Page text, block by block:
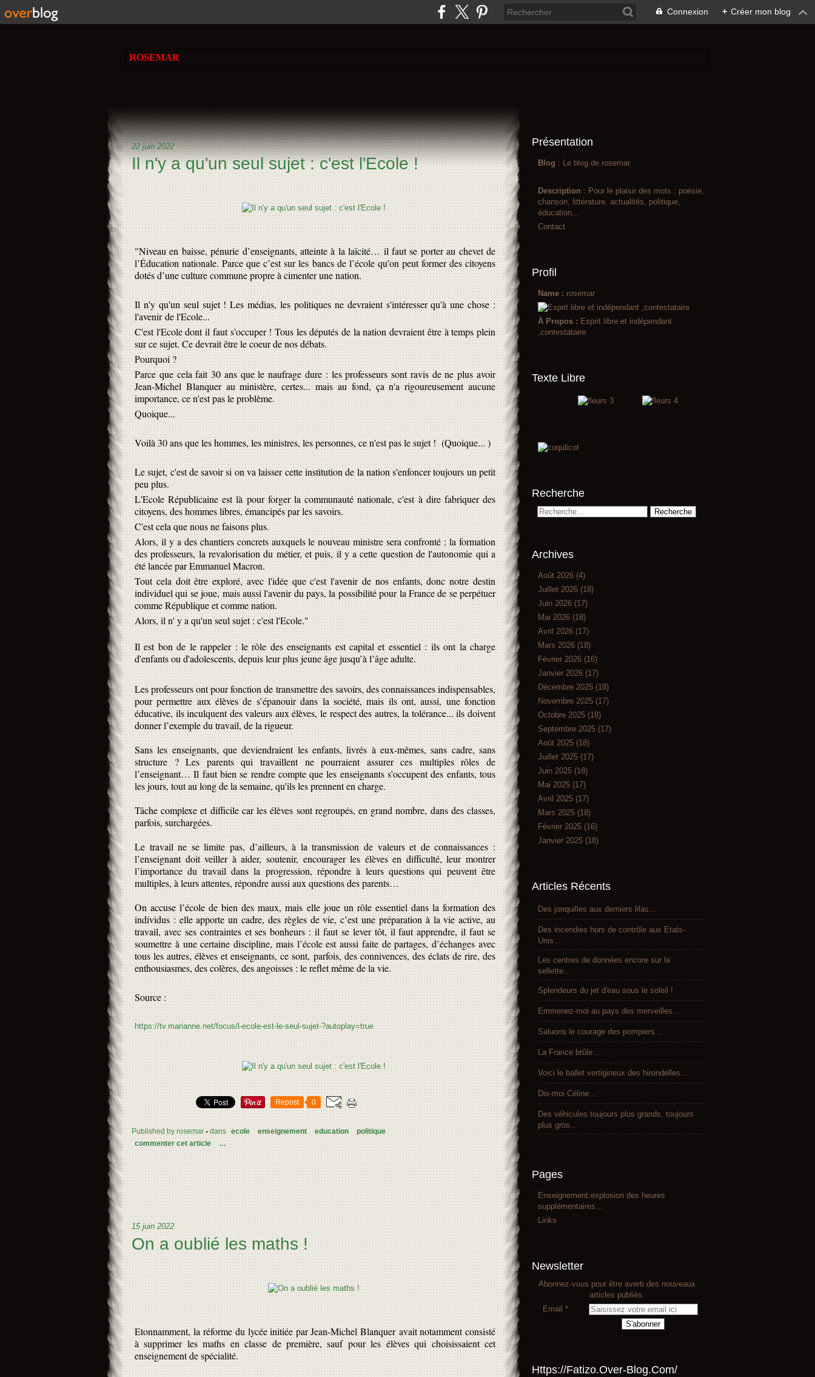
Connexion + Créer mon blog
ROSEMAR
22 juin 2022
Il n'y a qu'un seul sujet : c'est l'Ecole !
"Niveau en baisse, pénurie d’enseignants, atteinte à la laïcité… il faut se porter au chevet de
l’Éducation nationale. Parce que c’est sur les bancs de l’école qu’on peut former des citoyens
dotés d’une culture commune propre à cimenter une nation.
Il n'y qu'un seul sujet ! Les médias, les politiques ne devraient s'intéresser qu'à une chose :
l'avenir de l'Ecole...
C'est l'Ecole dont il faut s'occuper ! Tous les députés de la nation devraient être à temps plein
sur ce sujet. Ce devrait être le coeur de nos débats.
Pourquoi ?
Parce que cela fait 30 ans que le naufrage dure : les professeurs sont ravis de ne plus avoir
Jean-Michel Blanquer au ministère, certes... mais au fond, ça n'a rigoureusement aucune
importance, ce n'est pas le problème.
Quoique...
Voilà 30 ans que les hommes, les ministres, les personnes, ce n'est pas le sujet ! (Quoique... )
Le sujet, c'est de savoir si on va laisser cette institution de la nation s'enfoncer toujours un petit
peu plus.
L'Ecole Républicaine est là pour forger la communauté nationale, c'est à dire fabriquer des
citoyens, des hommes libres, émancipés par les savoirs.
C'est cela que nous ne faisons plus.
Alors, il y a des chantiers concrets auxquels le nouveau ministre sera confronté : la formation
des professeurs, la revalorisation du métier, et puis, il y a cette question de l'autonomie qui a
été lancée par Emmanuel Macron.
Tout cela doit être exploré, avec l'idée que c'est l'avenir de nos enfants, donc notre destin
individuel qui se joue, mais aussi l'avenir du pays, la possibilité pour la France de se perpétuer
comme République et comme nation.
Alors, il n' y a qu'un seul sujet : c'est l'Ecole."
Il est bon de le rappeler : le rôle des enseignants est capital et essentiel : ils ont la charge
d'enfants ou d'adolescents, depuis leur plus jeune âge jusqu’à l’âge adulte.
Les professeurs ont pour fonction de transmettre des savoirs, des connaissances indispensables,
pour permettre aux élèves de s’épanouir dans la société, mais ils ont, aussi, une fonction
éducative, ils inculquent des valeurs aux élèves, le respect des autres, la tolérance... ils doivent
donner l’exemple du travail, de la rigueur.
Sans les enseignants, que deviendraient les enfants, livrés à eux-mêmes, sans cadre, sans
structure ? Les parents qui travaillent ne pourraient assurer ces multiples rôles de
l’enseignant… Il faut bien se rendre compte que les enseignants s’occupent des enfants, tous
les jours, tout au long de la semaine, qu'ils les prennent en charge.
Tâche complexe et difficile car les élèves sont regroupés, en grand nombre, dans des classes,
parfois, surchargées.
Le travail ne se limite pas, d’ailleurs, à la transmission de valeurs et de connaissances :
l’enseignant doit veiller à aider, soutenir, encourager les élèves en difficulté, leur montrer
l’importance du travail dans la progression, répondre à leurs questions qui peuvent être
multiples, à leurs attentes, répondre aussi aux questions des parents…
On accuse l’école de bien des maux, mais elle joue un rôle essentiel dans la formation des
individus : elle apporte un cadre, des règles de vie, c’est une préparation à la vie active, au
travail, avec ses contraintes et ses bonheurs : il faut se lever tôt, il faut apprendre, il faut se
soumettre à une certaine discipline, mais l’école est aussi faite de partages, d’échanges avec
tous les autres, élèves et enseignants, ce sont, parfois, des connivences, des éclats de rire, des
enthousiasmes, des colères, des angoisses : le reflet même de la vie.
Source :
https://tv.marianne.net/focus/l-ecole-est-le-seul-sujet-?autoplay=true
Repost 0
Published by rosemar - dans ecole enseignement education
politique
commenter cet article
…
15 juin 2022
On a oublié les maths !
Etonnamment, la réforme du lycée initiée par Jean-Michel Blanquer avait notamment consisté
à supprimer les maths en classe de première, sauf pour les élèves qui choisissaient cet
enseignement de spécialité.
Présentation
Blog : Le blog de rosemar
Description : Pour le plaisir des mots : poésie,
chanson, littérature, actualités, politique,
éducation...
Contact
Profil
Name : rosemar
À Propos : Esprit libre et indépendant
,contestataire
Texte Libre
Recherche
Archives
Août 2026 (4)
Juillet 2026 (18)
Juin 2026 (17)
Mai 2026 (18)
Avril 2026 (17)
Mars 2026 (18)
Février 2026 (16)
Janvier 2026 (17)
Décembre 2025 (18)
Novembre 2025 (17)
Octobre 2025 (18)
Septembre 2025 (17)
Août 2025 (18)
Juillet 2025 (17)
Juin 2025 (18)
Mai 2025 (17)
Avril 2025 (17)
Mars 2025 (18)
Février 2025 (16)
Janvier 2025 (18)
Articles Récents
Des jonquilles aux derniers lilas...
Des incendies hors de contrôle aux Etats-
Unis...
Les centres de données encore sur la
sellette...
Splendeurs du jet d'eau sous le soleil !
Emmenez-moi au pays des merveilles...
Saluons le courage des pompiers...
La France brûle...
Voici le ballet vertigineux des hirondelles...
Dis-moi Céline...
Des véhicules toujours plus grands, toujours
plus gros...
Pages
Enseignement:explosion des heures
supplémentaires...
Links
Newsletter
Abonnez-vous pour être averti des nouveaux
articles publiés.
Email
Https://Fatizo.over-Blog.com/